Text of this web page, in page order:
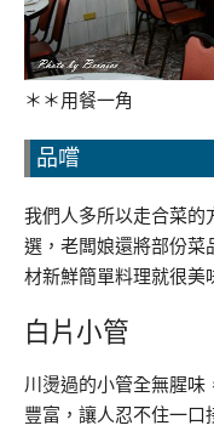
＊＊用餐一角
品嚐
我們人多所以走合菜的
選，老闆娘還將部份菜
材新鮮簡單料理就很美
白片小管
川燙過的小管全無腥味
豐富，讓人忍不住一口